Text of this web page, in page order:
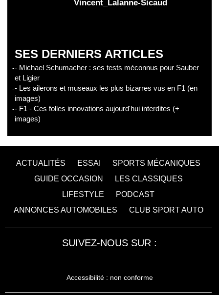
Vincent_Lalanne-Sicaud
SES DERNIERS ARTICLES
- Michael Schumacher : ses tests méconnus pour Sauber
et Ligier
- Les ailerons et museaux les plus bizarres vus en F1 (en
images)
- F1 - Ces folles innovations aujourd'hui interdites (+
images)
ACTUALITÉS ESSAI
SPORTS MÉCANIQUES
GUIDE OCCASION
LES CLASSIQUES
LIFESTYLE
PODCAST
ANNONCES AUTOMOBILES
CLUB SPORT AUTO
SUIVEZ-NOUS SUR :
Accessibilité : non conforme